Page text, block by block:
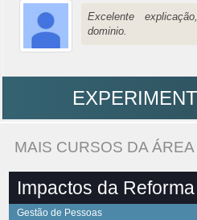
Excelente
dominio.
MAIS CURSOS DA
Impactos da
Gestão de Pessoas